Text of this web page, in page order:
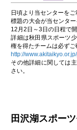
日頃より当センターを
標題の大会が当センタ
12月2日～3日の日程で
詳細は秋田県スポーツ
権を得たチームは必ずご
http://
その他詳細に関しては
さい。
田沢湖スポー